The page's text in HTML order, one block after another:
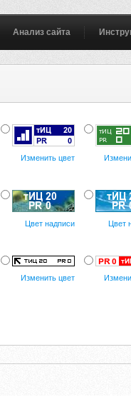
Анализ сайта
Изменить цвет
Цвет надписи Цвет
Изменить цвет